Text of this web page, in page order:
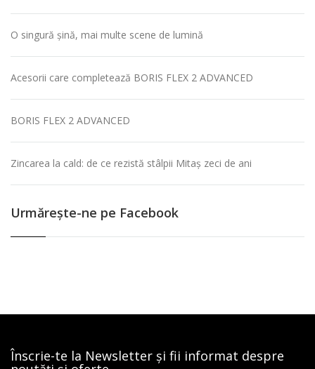
O singură șină, mai multe scene de lumină
Acesorii care completează BORIS FLEX 2 ADVANCED
BORIS FLEX 2 ADVANCED
Zincarea la cald: de ce rezistă stâlpii Mitaș zeci de ani
Urmăreşte-ne pe Facebook
Înscrie-te la Newsletter și fii informat despre